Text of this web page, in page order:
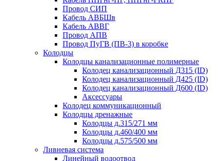
Провод СИП
Кабель АВБШв
Кабель АВВГ
Провод АПВ
Провод ПуГВ (ПВ-3) в коробке
Колодцы
Колодцы канализационные полимерные
Колодец канализационный Д315 (ID)
Колодец канализационный Д425 (ID)
Колодец канализационный Д600 (ID)
Аксессуары
Колодец коммуникационный
Колодцы дренажные
Колодцы д.315/271 мм
Колодцы д.460/400 мм
Колодцы д.575/500 мм
Ливневая система
Линейный водоотвод